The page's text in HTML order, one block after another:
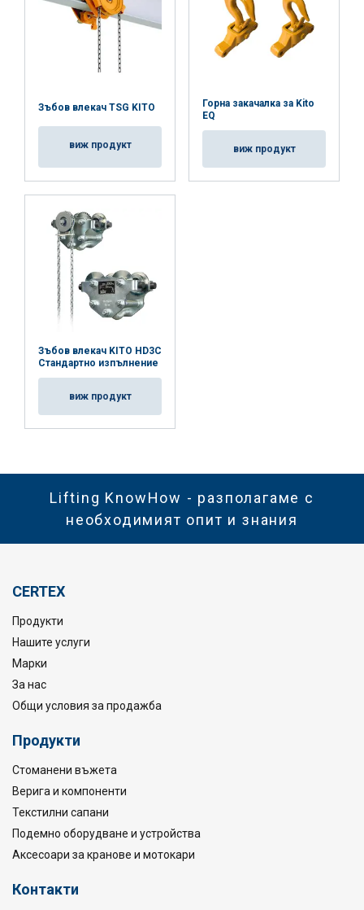
Маркировка:
Стандарт:
Зъбов влекач TSG KITO
виж продукт
Горна закачалка за Kito
EQ
виж продукт
Зъбов влекач KITO HD3C
Стандартно изпълнение
виж продукт
Lifting KnowHow - разполагаме с
необходимият опит и знания
CERTEX
Продукти
Нашите услуги
Марки
За нас
Общи условия за продажба
Продукти
Стоманени въжета
Верига и компоненти
Текстилни сапани
Подемно оборудване и устройства
Аксесоари за кранове и мотокари
Контакти